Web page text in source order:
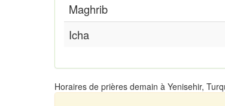
Maghrib
Icha
Horaires de prières demain à Yenisehir,